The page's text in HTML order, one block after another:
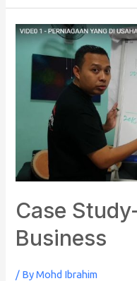
Case
Business
/ ByMohd Ibrahim